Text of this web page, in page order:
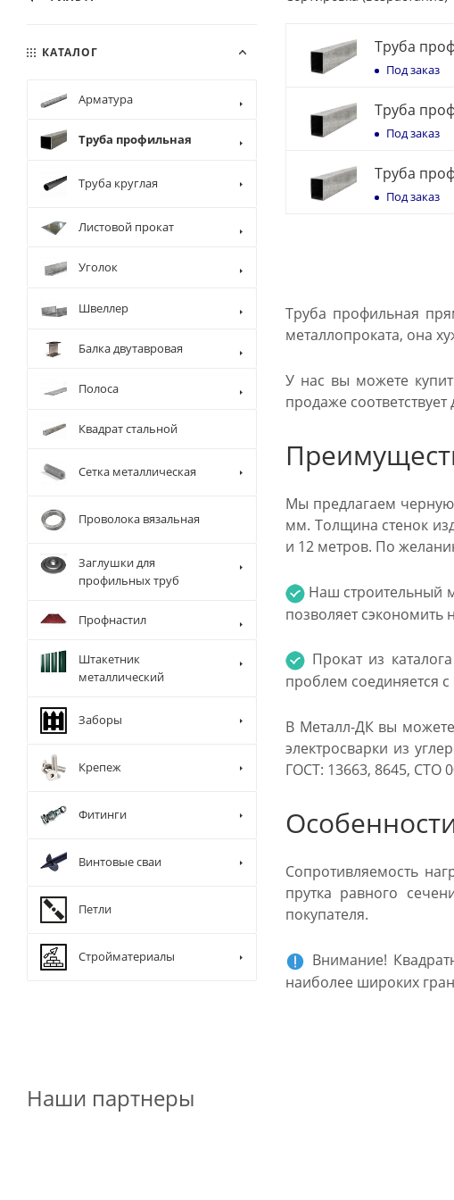
Труба
Под заказ
Труба
Под заказ
Труба
Под заказ
Труба профильная
металлопроката, она
У нас вы можете
продаже
Мы предлагаем
мм. Толщина стенок
и 12 метров. По
Наш строительный
позволяет сэкономить
Прокат из
проблем соединяется
В Металл-ДК вы
электросварки из
ГОСТ: 13663, 8645, СТО
Сопротивляемость
прутка равного
покупателя.
Внимание!
наиболее широких
КАТАЛОГ
Арматура
Труба профильная
Труба круглая
Листовой прокат
Уголок
Швеллер
Балка двутавровая
Полоса
Квадрат стальной
Сетка металлическая
Проволока вязальная
Заглушки для
профильных труб
Профнастил
Штакетник
металлический
Заборы
Крепеж
Фитинги
Винтовые сваи
Петли
Стройматериалы
Наши партнеры